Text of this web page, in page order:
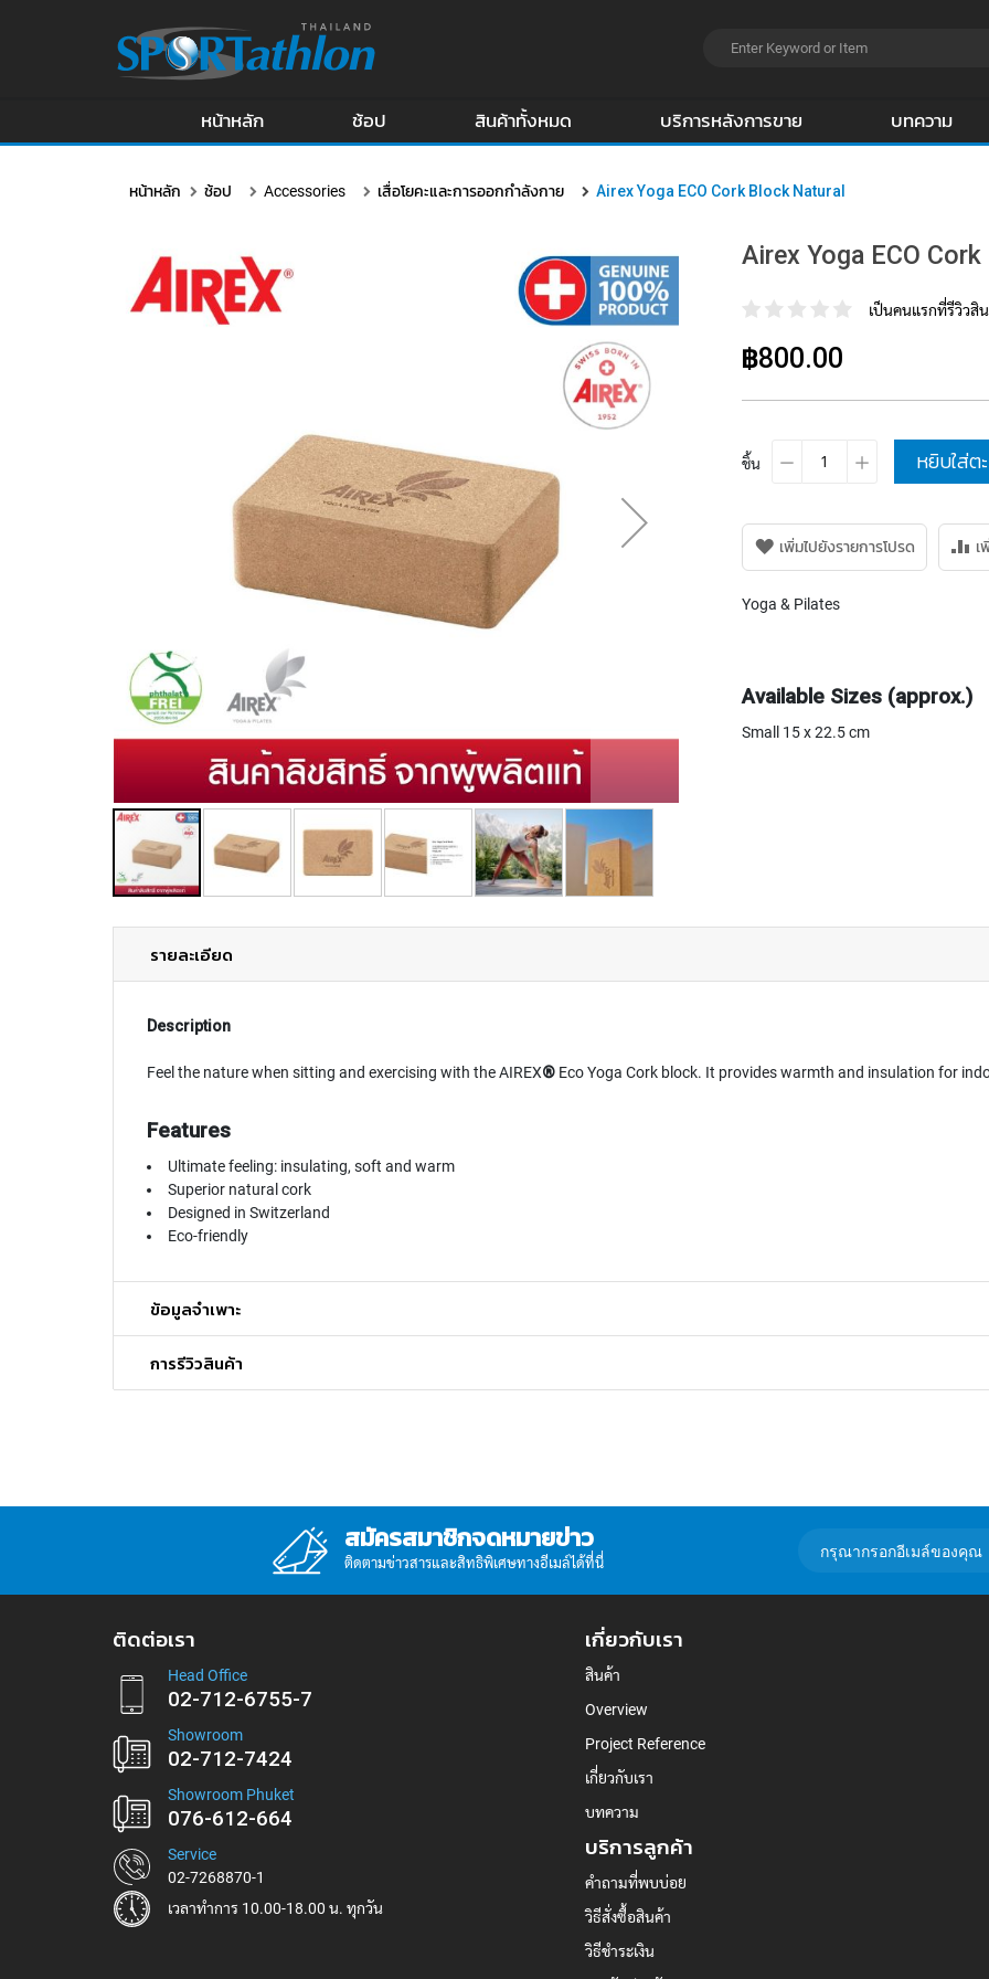
หน้าหลัก ช้อป สินค้าทั้งหมด บริการหลังการขาย บทความ
หน้าหลัก ช้อป Accessories เสื่อโยคะและการออกกำลังกาย Airex Yoga ECO Cork Block Natural
Airex Yoga ECO
เป็นคนแรกที่รีวิวสิ
฿800.00
ชิ้น หยิบใส่ต
เพิ่มไปยังรายการโปรด เ
Yoga & Pilates
Available Sizes (approx.)
Small 15 x 22.5 cm
รายละเอียด
Description
Feel the nature when sitting and exercising with the AIREX® Eco Yoga Cork block. It provides warmth and insulation for
Features
Ultimate feeling: insulating, soft and warm
Superior natural cork
Designed in Switzerland
Eco-friendly
ข้อมูลจำเพาะ
การรีวิวสินค้า
สมัครสมาชิกจดหมายข่าว
ติดตามข่าวสารและสิทธิพิเศษทางอีเมล์ได้ที่นี่
อีเมล์
ติดต่อเรา
Head Office
02-712-6755-7
Showroom
02-712-7424
Showroom Phuket
076-612-664
Service
02-7268870-1
เวลาทำการ 10.00-18.00 น. ทุกวัน
เกี่ยวกับเรา
สินค้า
Overview
Project Reference
เกี่ยวกับเรา
บทความ
บริการลูกค้า
คำถามที่พบบ่อย
วิธีสั่งซื้อสินค้า
วิธีชำระเงิน